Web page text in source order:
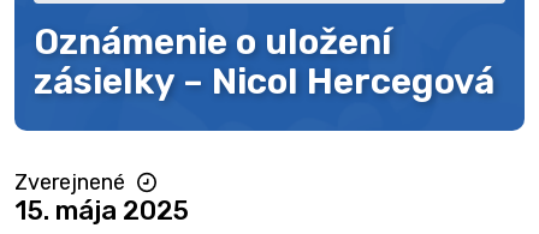
Oznámenie o uložení
zásielky – Nicol Hercegová
Zverejnené
15. mája 2025